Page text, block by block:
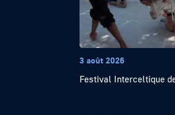
3 août 2026
Festival Interceltique